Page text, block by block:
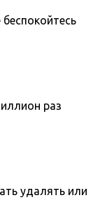
раз
удалять или